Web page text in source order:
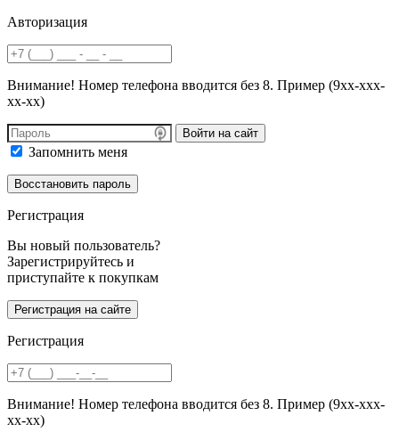
Авторизация
Внимание! Номер телефона вводится без 8. Пример (9хх-ххх-
хх-хх)
Войти на сайт
Запомнить меня
Регистрация
Вы новый пользователь?
Зарегистрируйтесь и
приступайте к покупкам
Регистрация
Внимание! Номер телефона вводится без 8. Пример (9хх-ххх-
хх-хх)